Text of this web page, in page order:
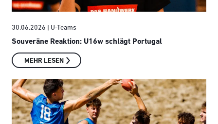
30.06.2026 | U-Teams
Souveräne Reaktion: U16w schlägt Portugal
MEHR LESEN